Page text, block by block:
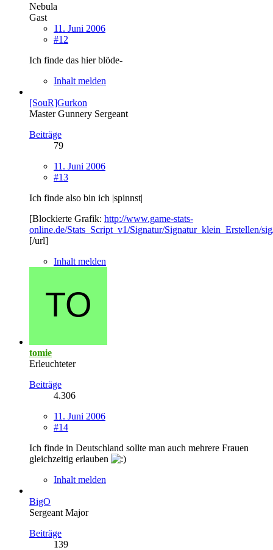
Nebula
Gast
11. Juni 2006
#12
Ich finde das hier blöde-
Inhalt melden
[SouR]Gurkon
Master Gunnery Sergeant
Beiträge
79
11. Juni 2006
#13
Ich finde also bin ich |spinnst|
[Blockierte Grafik: http://www.game-stats-
online.de/Stats_Script_v1/Signatur/Signatur_klein_Erstellen/
[/url]
Inhalt melden
tomie
Erleuchteter
Beiträge
4.306
11. Juni 2006
#14
Ich finde in Deutschland sollte man auch mehrere Frauen
gleichzeitig erlauben
Inhalt melden
BigO
Sergeant Major
Beiträge
139